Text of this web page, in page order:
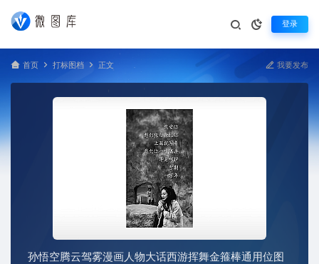
登录
首页 打标图档 正文 我要发布
孙悟空腾云驾雾漫画人物大话西游挥舞金箍棒通用位图